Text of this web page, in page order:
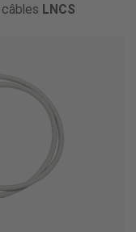
LNCS